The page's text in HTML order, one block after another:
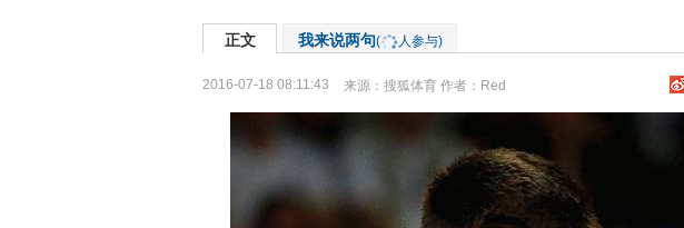
正文 我来说两句( 人参与)
2016-07-18 08:11:43 来源： 搜狐体育 作者：Red